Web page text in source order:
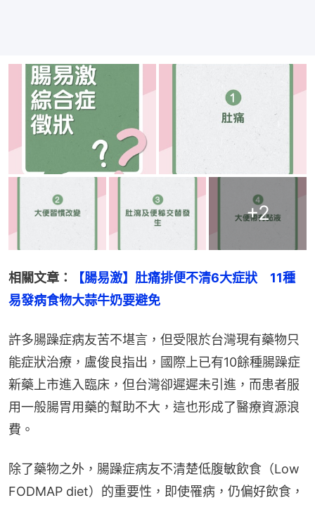
+2
相關文章：
【腸易激】肚痛排便不清6大症狀　11種
易發病食物大蒜牛奶要避免
許多腸躁症病友苦不堪言，但受限於台灣現有藥物只
能症狀治療，盧俊良指出，國際上已有10餘種腸躁症
新藥上市進入臨床，但台灣卻遲遲未引進，而患者服
用一般腸胃用藥的幫助不大，這也形成了醫療資源浪
費。
除了藥物之外，腸躁症病友不清楚低腹敏飲食（Low
FODMAP diet）的重要性，即使罹病，仍偏好飲食，